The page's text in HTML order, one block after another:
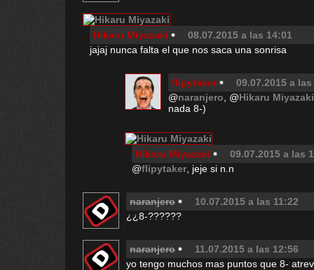
Hikaru Miyazaki
08.07.2015 a las 14:01
jajaj nunca falta el que nos saca una sonrisa
flipytaker
09.07.2015 a
@naranjero , @Hikaru Miyazaki
nada 8-)
Hikaru Miyazaki
09.07.2015 a las
@flipytaker , jeje si n.n
naranjero
10.07.2015 a las 11:22
¿¿8-??????
naranjero
11.07.2015 a las 12:56
yo tengo muchos mas puntos que 8-